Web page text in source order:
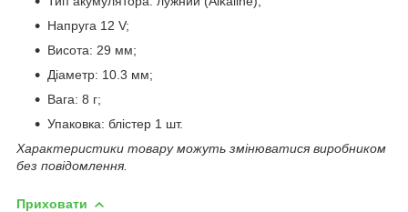
Напруга 12 V;
Висота: 29 мм;
Діаметр: 10.3 мм;
Вага: 8 г;
Упаковка: блістер 1 шт.
Характеристики товару можуть змінюватися виробником
без повідомлення.
Приховати